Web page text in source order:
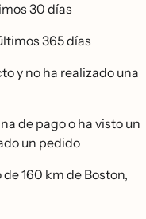
30 días
365 días
y no ha realizado una
de pago o ha visto un
un pedido
160 km de Boston,